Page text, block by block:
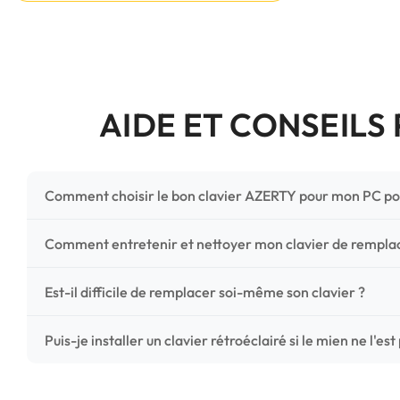
AIDE ET CONSEILS
Comment choisir le bon clavier AZERTY pour mon PC
Pour ne pas vous tromper, vérifiez trois points critiques
Comment entretenir et nettoyer mon clavier de
Un entretien régulier prolonge la vie de vos touches.
Est-il difficile de remplacer soi-même son clavier ?
C'est une réparation accessible et très économique !
Puis-je installer un clavier rétroéclairé si le mien ne l'est